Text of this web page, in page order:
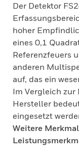
Der Detektor
hoher
eines 0,1
Referenzfeuers
anderen
auf, das ein
Im Vergleich zur
Hersteller
eingesetzt
Weitere